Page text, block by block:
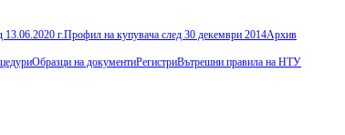
13.06.2020 г.Профил на купувача след 30 декември 2014Архив
Образци на документиРегистриВътрешни правила на НТУ